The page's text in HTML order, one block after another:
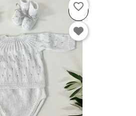
favorite_border